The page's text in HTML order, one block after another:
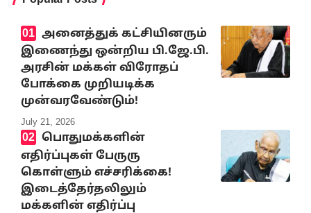
அனைத்துக் கட்சியினரும்
இணைந்து ஒன்றிய பி.ஜே.பி.
அரசின் மக்கள் விரோதப்
போக்கை முறியடிக்க
முன்வரவேண்டும்!
July 21, 2026
பொதுமக்களின்
எதிர்ப்புகள் பேருரு
கொள்ளும் எச்சரிக்கை!
இடைத்தேர்தலிலும்
மக்களின் எதிர்ப்பு